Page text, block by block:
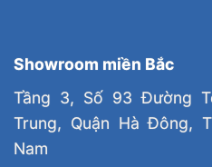
Showroom miền Bắc
Tầng 3, Số 93 Đường
Trung, Quận Hà Đông,
Nam